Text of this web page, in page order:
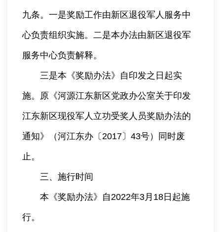
九条。一是奖励工作由新区退役军人服务中
心负责组织实施。二是本办法由新区退役军
服务中心负责解释。
三是本《奖励办法》自印发之日起实
施。原《河源江东新区党政办公室关于印发
江东新区现役军人立功受奖人员奖励办法的
通知》（河江东办〔2017〕43号）同时废
止。
三、施行时间
本《奖励办法》自2022年3月18日起施
行。